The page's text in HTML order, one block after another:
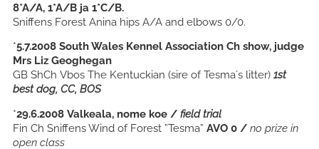
8*A/A, 1*A/B ja 1*C/B.
Sniffens Forest Anina hips A/A and elbows 0/0.
*5.7.2008 South Wales Kennel Association Ch show, judge
Mrs Liz Geoghegan
GB ShCh Vbos The Kentuckian (sire of Tesma´s litter) 1st
best dog, CC, BOS
*29.6.2008 Valkeala, nome koe / field trial
Fin Ch Sniffens Wind of Forest ”Tesma” AVO 0 / no prize in
open class